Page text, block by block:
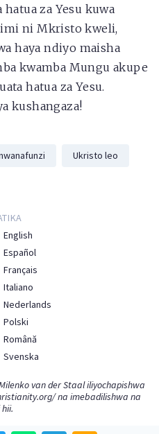
za Yesu kuwa
ni Mkristo kweli,
haya ndiyo maisha
kwamba Mungu akupe
hatua za Yesu.
kushangaza!
Ukristo leo
English
Español
Français
Italiano
Nederlands
Polski
Română
Svenska
van der Staal iliyochapishwa
na imebadilishwa na